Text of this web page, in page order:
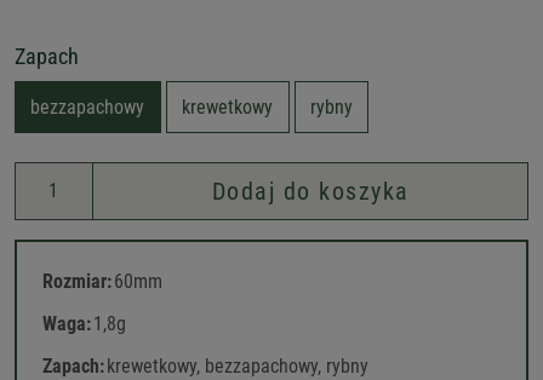
Zapach
bezzapachowy krewetkowy rybny
Dodaj do koszyka
Rozmiar:60mm
Waga:1,8g
Zapach:krewetkowy, bezzapachowy, rybny